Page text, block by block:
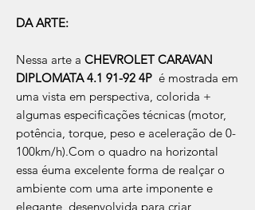
DA ARTE:
Nessa arte a CHEVROLET CARAVAN
DIPLOMATA 4.1 91-92 4P é mostrada em
uma vista em perspectiva, colorida +
algumas especificações técnicas (motor,
potência, torque, peso e aceleração de 0-
100km/h).Com o quadro na horizontal
essa éuma excelente forma de realçar o
ambiente com uma arte imponente e
elegante, desenvolvida para criar